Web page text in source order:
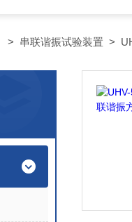
> 串联谐振试验装置 >